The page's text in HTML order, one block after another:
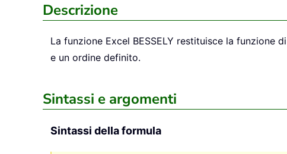
Descrizione
La funzione Excel BESSELY restituisce la funzione
e un ordine definito.
Sintassi e argomenti
Sintassi della formula